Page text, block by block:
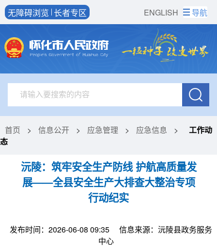
ENGLISH
无障碍浏览 长者专区 导航
首页 > 信息公开 > 应急管理 > 应急信息 >
工作动
态
沅陵：筑牢安全生产防线 护航高质量发
展——全县安全生产大排查大整治专项
行动纪实
发布时间：2026-06-08 09:35
信息来源：沅陵县政务服务
中心